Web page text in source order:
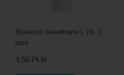
Rękawice bawełniane L (9), 1
para
4,50 PLN